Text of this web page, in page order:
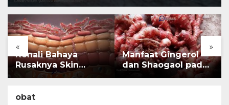
« »
Kenali Bahaya
Rusaknya Skin
Barrier
Manfaat Gingerol
dan Shaogaol pada
obat